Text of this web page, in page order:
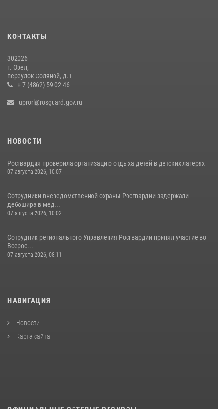
15 июля 2026, 14:49
КОНТАКТЫ
302026
г. Орел,
переулок Соляной, д.1
+ 7 (4862) 59-02-46
uprorl@rosguard.gov.ru
НОВОСТИ
Росгвардия проверила организацию отдыха детей в детских лагерях
07 августа 2026, 10:07
Сотрудники вневедомственной охраны Росгвардии задержали
дебошира в мед...
07 августа 2026, 10:02
Сотрудник регионального Управления Росгвардии принял участие во
Всерос...
07 августа 2026, 08:11
НАВИГАЦИЯ
Новости
Карта сайта